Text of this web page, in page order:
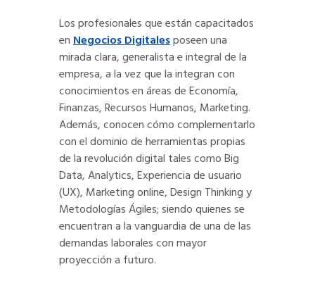
Los profesionales que están capacitados
enNegocios Digitalesposeen una
mirada clara, generalista e integral de la
empresa, a la vez que la integran con
conocimientos en áreas de Economía,
Finanzas, Recursos Humanos, Marketing.
Además, conocen cómo complementarlo
con el dominio de herramientas propias
de la revolución digital tales como Big
Data, Analytics, Experiencia de usuario
(UX), Marketing online, Design Thinking y
Metodologías Ágiles; siendo quienes se
encuentran a la vanguardia de una de las
demandas laborales con mayor
proyección a futuro.